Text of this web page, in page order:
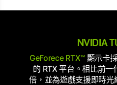
NVIDIA
GeForece RTX™顯示卡
的 RTX 平台。相比前
倍，並為遊戲支援即時